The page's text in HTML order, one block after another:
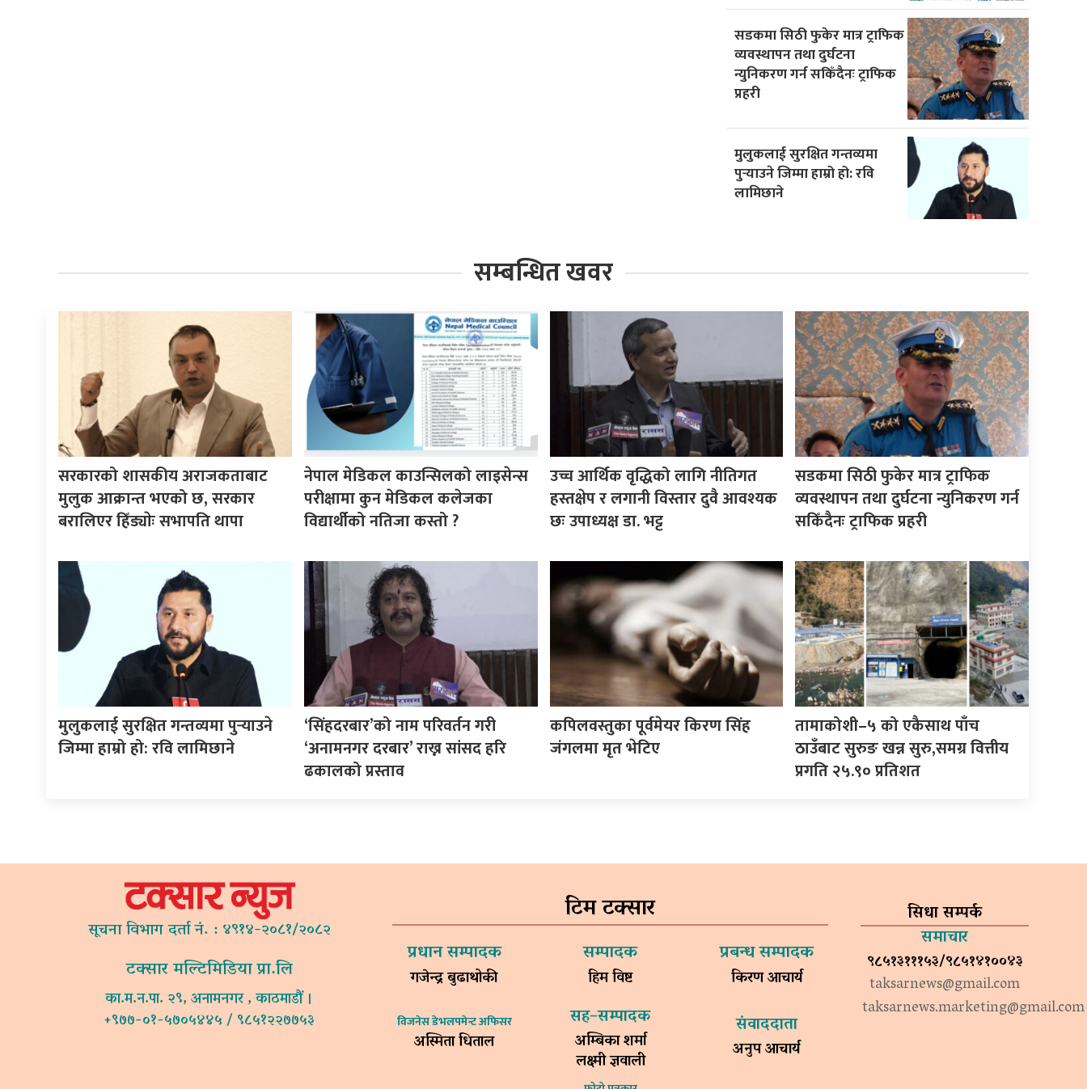
सडकमा सिठी फुकेर मात्र ट्राफिक
व्यवस्थापन तथा दुर्घटना
न्युनिकरण गर्न सकिँदैनः ट्राफिक
प्रहरी
मुलुकलाई सुरक्षित गन्तव्यमा
पुर्‍याउने जिम्मा हाम्रो हो: रवि
लामिछाने
सम्बन्धित खवर
सरकारको शासकीय अराजकताबाट
मुलुक आक्रान्त भएको छ, सरकार
बरालिएर हिँड्याेः सभापति थापा
नेपाल मेडिकल काउन्सिलको लाइसेन्स
परीक्षामा कुन मेडिकल कलेजका
विद्यार्थीको नतिजा कस्तो ?
उच्च आर्थिक वृद्धिको लागि नीतिगत
हस्तक्षेप र लगानी विस्तार दुवै आवश्यक
छः उपाध्यक्ष डा. भट्ट
सडकमा सिठी फुकेर मात्र ट्राफिक
व्यवस्थापन तथा दुर्घटना न्युनिकरण गर्न
सकिँदैनः ट्राफिक प्रहरी
मुलुकलाई सुरक्षित गन्तव्यमा पुर्‍याउने
जिम्मा हाम्रो हो: रवि लामिछाने
‘सिंहदरबार’को नाम परिवर्तन गरी
‘अनामनगर दरबार’ राख्न सांसद हरि
ढकालको प्रस्ताव
कपिलवस्तुका पूर्वमेयर किरण सिंह
जंगलमा मृत भेटिए
तामाकोशी–५ को एकैसाथ पाँच
ठाउँबाट सुरुङ खन्न सुरु,समग्र वित्तीय
प्रगति २५.९० प्रतिशत
सूचना विभाग दर्ता नं. : ४९१४-२०८१/२०८२
टक्सार मल्टिमिडिया प्रा.लि
का.म.न.पा. २९, अनामनगर , काठमाडौं ।
+९७७-०१-५७०५४४५ / ९८५१२२७७५३
टिम टक्सार
प्रधान सम्पादक
गजेन्द्र बुढाथोकी
सम्पादक
हिम विष्ट
प्रबन्ध सम्पादक
किरण आचार्य
विजनेस डेभलपमेन्ट अफिसर
अस्मिता धिताल
सह–सम्पादक
अम्बिका शर्मा
लक्ष्मी ज्ञवाली
संवाददाता
अनुप आचार्य
सिधा सम्पर्क
समाचार
९८५१३१११५३/९८५१४१००४३
taksarnews@gmail.com
taksarnews.marketing@gmail.com